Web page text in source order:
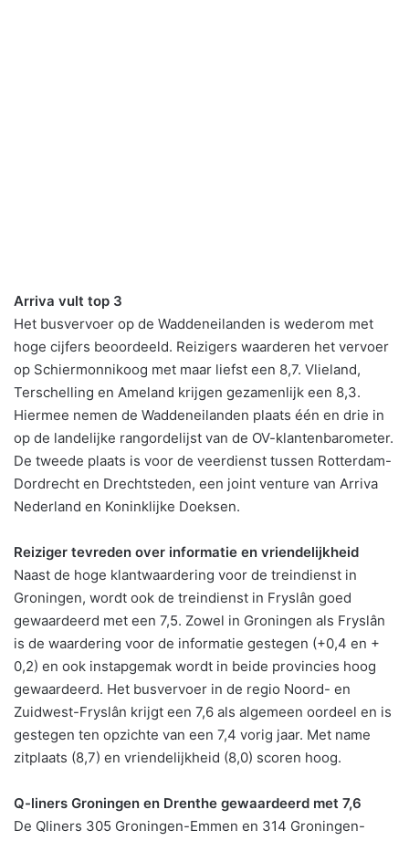
Arriva vult top 3
Het busvervoer op de Waddeneilanden is wederom met
hoge cijfers beoordeeld. Reizigers waarderen het vervoer
op Schiermonnikoog met maar liefst een 8,7. Vlieland,
Terschelling en Ameland krijgen gezamenlijk een 8,3.
Hiermee nemen de Waddeneilanden plaats één en drie in
op de landelijke rangordelijst van de OV-klantenbarometer.
De tweede plaats is voor de veerdienst tussen Rotterdam-
Dordrecht en Drechtsteden, een joint venture van Arriva
Nederland en Koninklijke Doeksen.
Reiziger tevreden over informatie en vriendelijkheid
Naast de hoge klantwaardering voor de treindienst in
Groningen, wordt ook de treindienst in Fryslân goed
gewaardeerd met een 7,5. Zowel in Groningen als Fryslân
is de waardering voor de informatie gestegen (+0,4 en +
0,2) en ook instapgemak wordt in beide provincies hoog
gewaardeerd. Het busvervoer in de regio Noord- en
Zuidwest-Fryslân krijgt een 7,6 als algemeen oordeel en is
gestegen ten opzichte van een 7,4 vorig jaar. Met name
zitplaats (8,7) en vriendelijkheid (8,0) scoren hoog.
Q-liners Groningen en Drenthe gewaardeerd met 7,6
De Qliners 305 Groningen-Emmen en 314 Groningen-